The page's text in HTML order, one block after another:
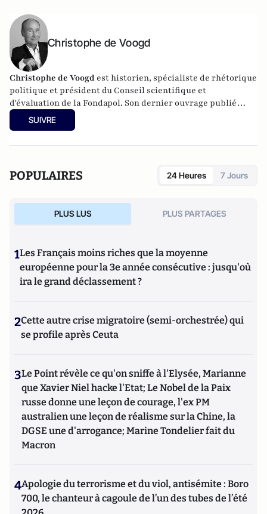
Christophe de Voogd
Christophe de Voogd est historien, spécialiste de rhétorique
politique et président du Conseil scientifique et
d'évaluation de la Fondapol. Son dernier ouvrage publié
est
Victoire populiste aux Pays-Bas, spécificité nationale ou
paradigme européen
SUIVRE
POPULAIRES 24 Heures 7 Jours
PLUS LUS PLUS PARTAGES
1Les Français moins riches que la moyenne
européenne pour la 3e année consécutive : jusqu'où
ira le grand déclassement ?
2Cette autre crise migratoire (semi-orchestrée) qui
se profile après Ceuta
3Le Point révèle ce qu'on sniffe à l'Elysée, Marianne
que Xavier Niel hacke l'Etat; Le Nobel de la Paix
russe donne une leçon de courage, l'ex PM
australien une leçon de réalisme sur la Chine, la
DGSE une d'arrogance; Marine Tondelier fait du
Macron
4Apologie du terrorisme et du viol, antisémite : Boro
700, le chanteur à cagoule de l’un des tubes de l’été